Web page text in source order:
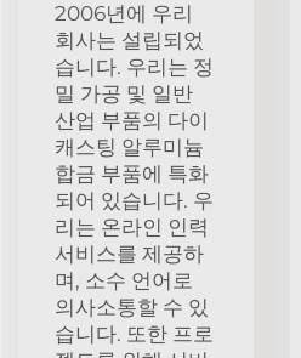
2006년에 우리
회사는 설립되었
습니다. 우리는 정
밀 가공 및 일반
산업 부품의 다이
캐스팅 알루미늄
합금 부품에 특화
되어 있습니다. 우
리는 온라인 인력
서비스를 제공하
며, 소수 언어로
의사소통할 수 있
습니다. 또한 프로